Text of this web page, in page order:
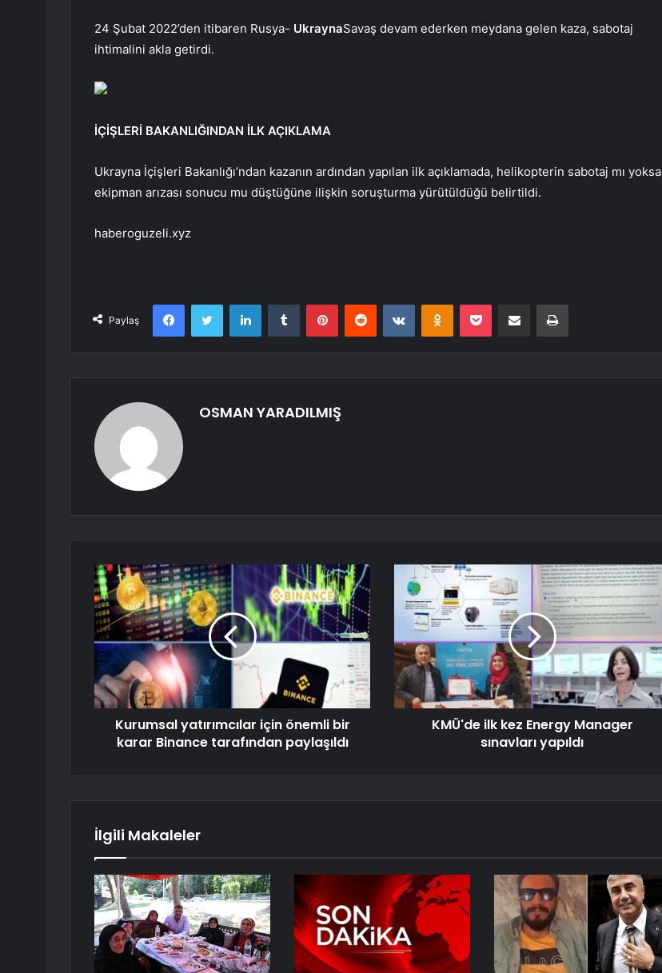
24 Şubat 2022’den itibaren Rusya- UkraynaSavaş devam ederken meydana gelen kaza, sabotaj
ihtimalini akla getirdi.
İÇİŞLERİ BAKANLIĞINDAN İLK AÇIKLAMA
Ukrayna İçişleri Bakanlığı’ndan kazanın ardından yapılan ilk açıklamada, helikopterin sabotaj mı yoksa
ekipman arızası sonucu mu düştüğüne ilişkin soruşturma yürütüldüğü belirtildi.
haberoguzeli.xyz
Paylaş
FacebookTwitter LinkedInTumblr PinterestReddit VKontakteOdnoklassniki
Pocket E-Posta ile paylaş Yazdır
OSMAN YARADILMIŞ
Kurumsal yatırımcılar için önemli bir
karar Binance tarafından paylaşıldı
KMÜ'de ilk kez Energy Manager
sınavları yapıldı
İlgili Makaleler